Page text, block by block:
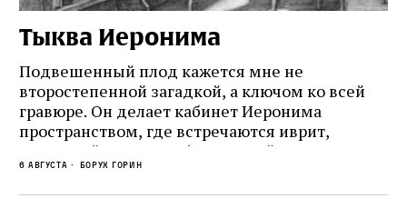
Тыква Иеронима
Подвешенный плод кажется мне не
второстепенной загадкой, а ключом ко всей
гравюре. Он делает кабинет Иеронима
пространством, где встречаются иврит,
греческий и латынь; буквальный смысл и
церковная традиция; филологическая
точность и понятность; переводчик,
6 августа Борух Горин